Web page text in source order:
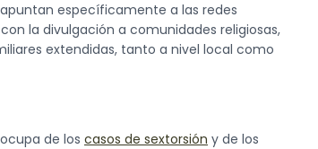
específicamente a las redes
la divulgación a comunidades religiosas,
extendidas, tanto a nivel local como
de los casos de sextorsión y de los